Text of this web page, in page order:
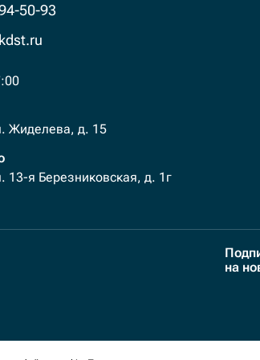
50-93
Жиделева, д. 15
13-я Березниковская, д. 1г
на